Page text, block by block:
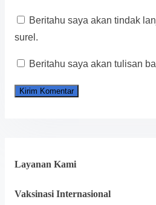
Beritahu saya akan tindak
surel.
Beritahu saya akan tulisan
Layanan Kami
Vaksinasi Internasional